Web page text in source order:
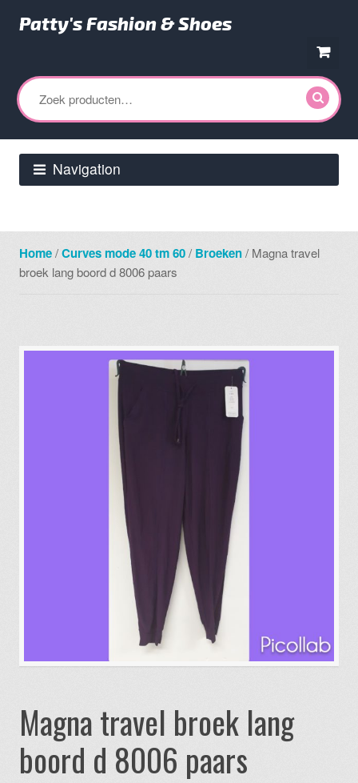
naar
navigatie
naar
de
inhoud
Patty's Fashion & Shoes
Zoeken
naar:
Navigation
Home/Curves mode 40 tm 60/ Broeken/ Magna travel
broek lang boord d 8006 paars
Magna travel broek lang
boord d 8006 paars